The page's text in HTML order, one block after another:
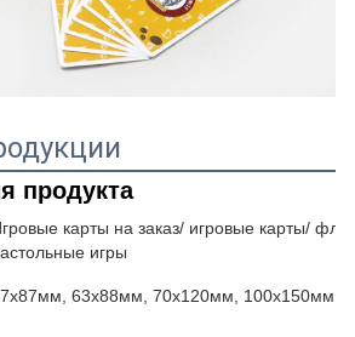
продукта
карты на заказ/ игровые карты/
игры
63x88мм, 70x120мм, 100x150мм